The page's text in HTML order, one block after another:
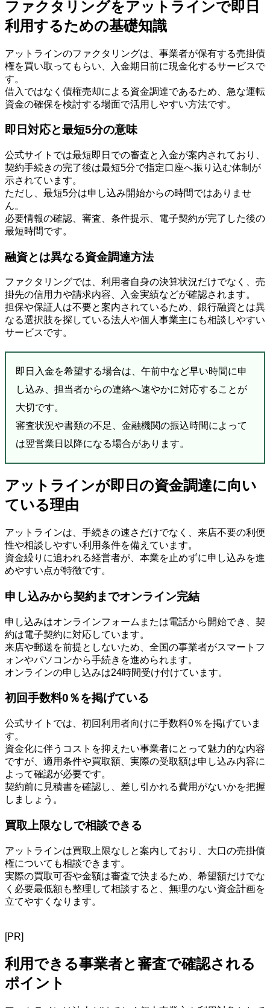
ファクタリングをアットラインで即日
利用するための基礎知識
アットラインのファクタリングは、事業者が保有する売掛債
権を買い取ってもらい、入金期日前に現金化するサービスで
す。
借入ではなく債権売却による資金調達であるため、急な運転
資金の確保を検討する場面で活用しやすい方法です。
即日対応と最短5分の意味
公式サイトでは最短即日での審査と入金が案内されており、
契約手続きの完了後は最短5分で指定口座へ振り込む体制が
示されています。
ただし、最短5分は申し込み開始からの時間ではありませ
ん。
必要情報の確認、審査、条件提示、電子契約が完了した後の
最短時間です。
融資とは異なる資金調達方法
ファクタリングでは、利用者自身の決算状況だけでなく、売
掛先の信用力や請求内容、入金実績などが確認されます。
担保や保証人は不要と案内されているため、銀行融資とは異
なる選択肢を探している法人や個人事業主にも相談しやすい
サービスです。
即日入金を希望する場合は、午前中など早い時間に申
し込み、担当者からの連絡へ速やかに対応することが
大切です。
審査状況や書類の不足、金融機関の振込時間によって
は翌営業日以降になる場合があります。
アットラインが即日の資金調達に向い
ている理由
アットラインは、手続きの速さだけでなく、来店不要の利便
性や相談しやすい利用条件を備えています。
資金繰りに追われる経営者が、本業を止めずに申し込みを進
めやすい点が特徴です。
申し込みから契約までオンライン完結
申し込みはオンラインフォームまたは電話から開始でき、契
約は電子契約に対応しています。
来店や郵送を前提としないため、全国の事業者がスマートフ
ォンやパソコンから手続きを進められます。
オンラインの申し込みは24時間受け付けています。
初回手数料0％を掲げている
公式サイトでは、初回利用者向けに手数料0％を掲げていま
す。
資金化に伴うコストを抑えたい事業者にとって魅力的な内容
ですが、適用条件や買取額、実際の受取額は申し込み内容に
よって確認が必要です。
契約前に見積書を確認し、差し引かれる費用がないかを把握
しましょう。
買取上限なしで相談できる
アットラインは買取上限なしと案内しており、大口の売掛債
権についても相談できます。
実際の買取可否や金額は審査で決まるため、希望額だけでな
く必要最低額も整理して相談すると、無理のない資金計画を
立てやすくなります。
[PR]
利用できる事業者と審査で確認される
ポイント